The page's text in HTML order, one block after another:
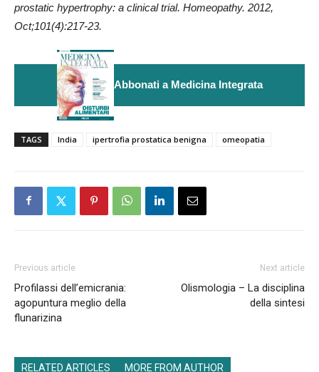
prostatic hypertrophy: a clinical trial. Homeopathy. 2012,
Oct;101(4):217-23.
Abbonati a Medicina Integrata
TAGS India ipertrofia prostatica benigna omeopatia
Previous article
Profilassi dell’emicrania:
agopuntura meglio della
flunarizina
Next article
Olismologia – La disciplina
della sintesi
RELATED ARTICLES MORE FROM AUTHOR